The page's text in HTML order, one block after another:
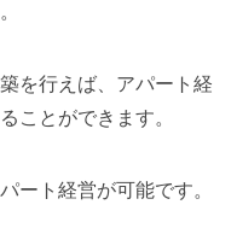
を行えば、アパート経
ことができます。
ート経営が可能です。